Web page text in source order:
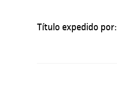
Título expedido por: